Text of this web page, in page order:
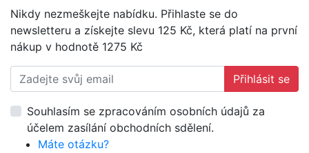
Nikdy nezmeškejte nabídku. Přihlaste se do
newsletteru a získejte slevu 125 Kč, která platí na první
nákup v hodnotě 1275 Kč
Přihlásit se
Souhlasím se zpracováním osobních údajů za
účelem zasílání obchodních sdělení.
Máte otázku?